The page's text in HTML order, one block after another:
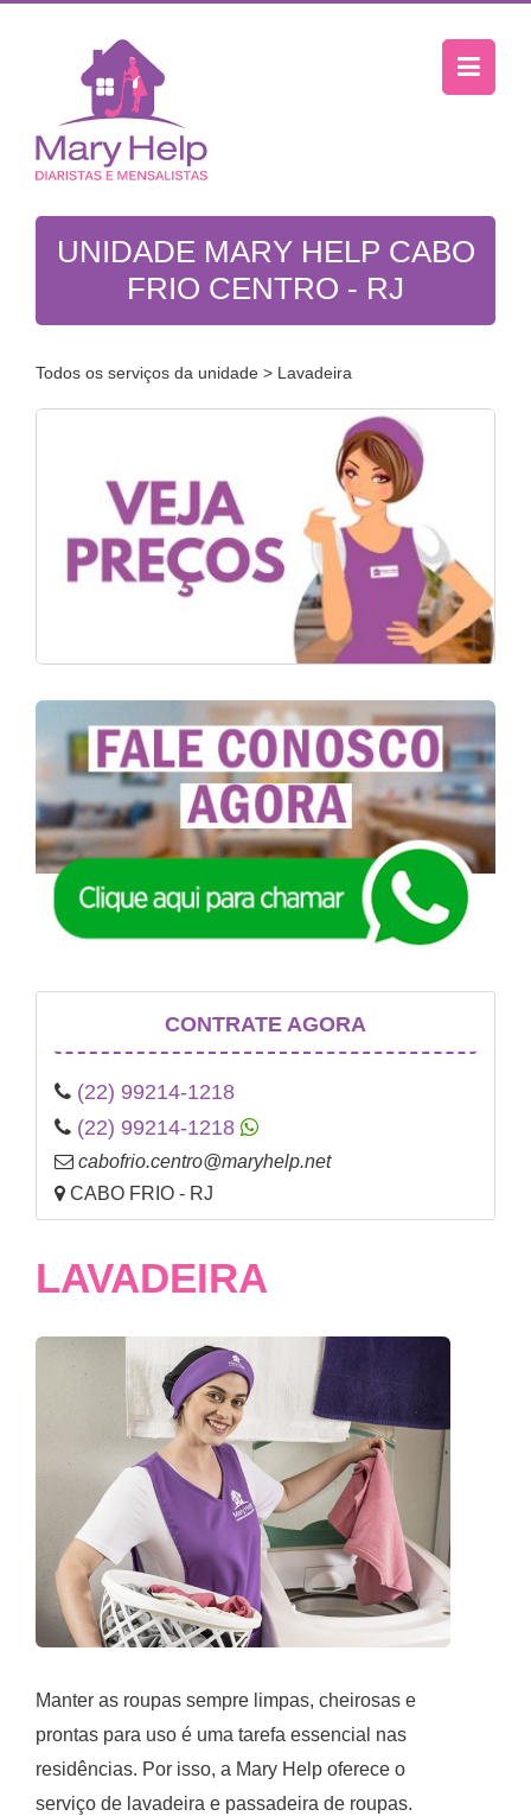
UNIDADE MARY HELP CABO
FRIO CENTRO - RJ
Todos os serviços da unidade > Lavadeira
CONTRATE AGORA
(22) 99214-1218
(22) 99214-1218
cabofrio.centro@maryhelp.net
CABO FRIO - RJ
LAVADEIRA
Manter as roupas sempre limpas, cheirosas e
prontas para uso é uma tarefa essencial nas
residências. Por isso, a Mary Help oferece o
serviço de lavadeira e passadeira de roupas.